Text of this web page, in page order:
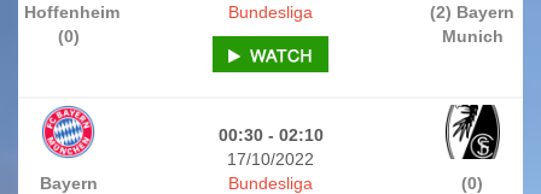
Hoffenheim
(0)
(2) Bayern
Munich
Bundesliga
00:30 - 02:10
17/10/2022
Bayern
(0)
Bundesliga